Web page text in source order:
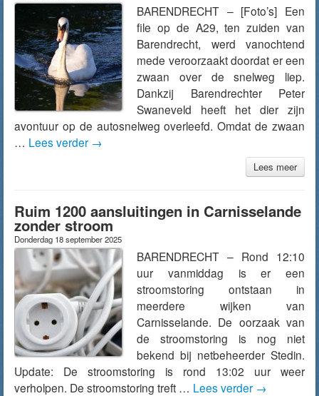
BARENDRECHT – [Foto’s] Een
file op de A29, ten zuiden van
Barendrecht, werd vanochtend
mede veroorzaakt doordat er een
zwaan over de snelweg liep.
Dankzij Barendrechter Peter
Swaneveld heeft het dier zijn
avontuur op de autosnelweg overleefd. Omdat de zwaan
… Lees verder →
Lees meer
Ruim 1200 aansluitingen in Carnisselande
zonder stroom
Donderdag 18 september 2025
BARENDRECHT – Rond 12:10
uur vanmiddag is er een
stroomstoring ontstaan in
meerdere wijken van
Carnisselande. De oorzaak van
de stroomstoring is nog niet
bekend bij netbeheerder Stedin.
Update: De stroomstoring is rond 13:02 uur weer
verholpen. De stroomstoring treft … Lees verder →